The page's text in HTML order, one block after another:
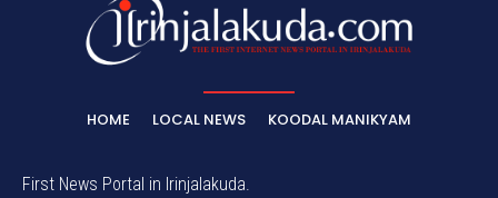
HOME LOCAL NEWS KOODAL MANIKYAM
First News Portal in Irinjalakuda.